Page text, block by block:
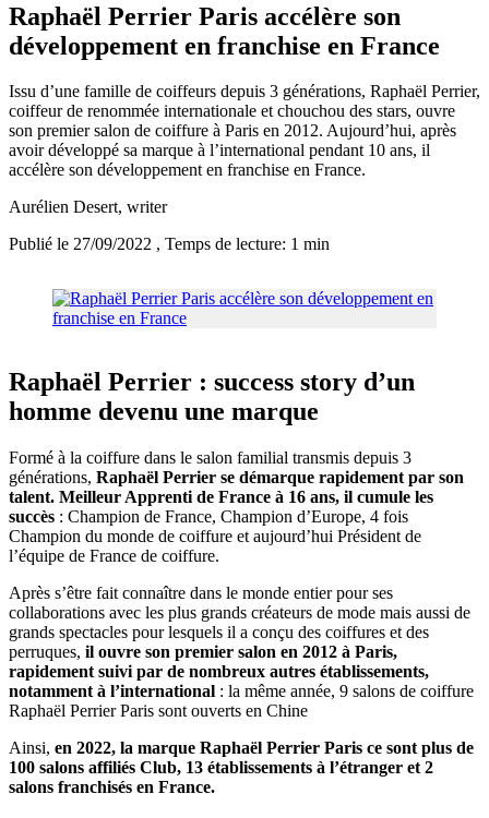
Raphaël Perrier Paris accélère son
développement en franchise en France
Issu d’une famille de coiffeurs depuis 3 générations, Raphaël Perrier,
coiffeur de renommée internationale et chouchou des stars, ouvre
son premier salon de coiffure à Paris en 2012. Aujourd’hui, après
avoir développé sa marque à l’international pendant 10 ans, il
accélère son développement en franchise en France.
Aurélien Desert, writer
Publié le 27/09/2022 , Temps de lecture: 1 min
Raphaël Perrier : success story d’un
homme devenu une marque
Formé à la coiffure dans le salon familial transmis depuis 3
générations, Raphaël Perrier se démarque rapidement par son
talent. Meilleur Apprenti de France à 16 ans, il cumule les
succès : Champion de France, Champion d’Europe, 4 fois
Champion du monde de coiffure et aujourd’hui Président de
l’équipe de France de coiffure.
Après s’être fait connaître dans le monde entier pour ses
collaborations avec les plus grands créateurs de mode mais aussi de
grands spectacles pour lesquels il a conçu des coiffures et des
perruques, il ouvre son premier salon en 2012 à Paris,
rapidement suivi par de nombreux autres établissements,
notamment à l’international : la même année, 9 salons de coiffure
Raphaël Perrier Paris sont ouverts en Chine
Ainsi, en 2022, la marque Raphaël Perrier Paris ce sont plus de
100 salons affiliés Club, 13 établissements à l’étranger et 2
salons franchisés en France.